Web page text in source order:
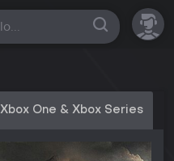
Xbox One & Xbox Series